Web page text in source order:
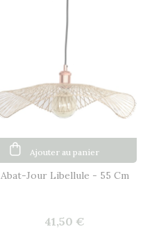
Abat-Jour Libellule - 55 Cm
41,50 €
Ajouter au panier